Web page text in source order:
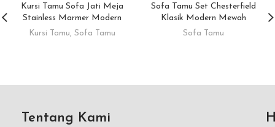
Kursi Tamu Sofa Jati Meja
Stainless Marmer Modern
Kursi Tamu Sofa Tamu
Sofa Tamu Set Chesterfield
Klasik Modern Mewah
Sofa Tamu
Tentang Kami